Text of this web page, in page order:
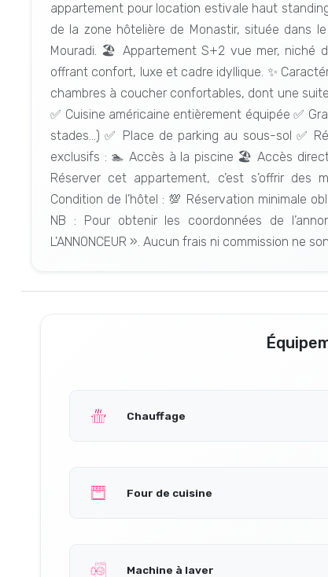
appartement pour location estivale haut
de la zone hôtelière de Monastir, située dans
Mouradi. 🏖️ Appartement S+2 vue mer, niché
offrant confort, luxe et cadre idyllique. ✨
chambres à coucher confortables, dont une
✅ Cuisine américaine entièrement équipée ✅
stades…) ✅ Place de parking au sous-sol ✅
exclusifs : 🏊 Accès à la piscine 🏖️ Accès
Réserver cet appartement, c’est s’offrir des
Condition de l’hôtel : 💯 Réservation minimale
NB : Pour obtenir les coordonnées de
L'ANNONCEUR ». Aucun frais ni commission ne
Chauffage
Four de cuisine
Machine à laver